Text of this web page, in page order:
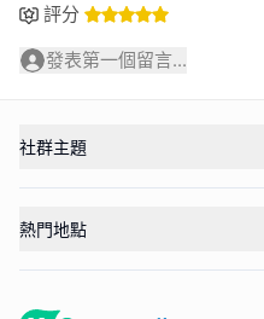
評分
發表第一個留言...
社群主題
熱門地點